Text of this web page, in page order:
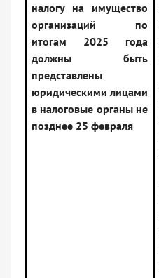
налогу на имущество
организаций по
итогам 2025 года
должны быть
представлены
юридическими лицами
в налоговые органы не
позднее 25 февраля